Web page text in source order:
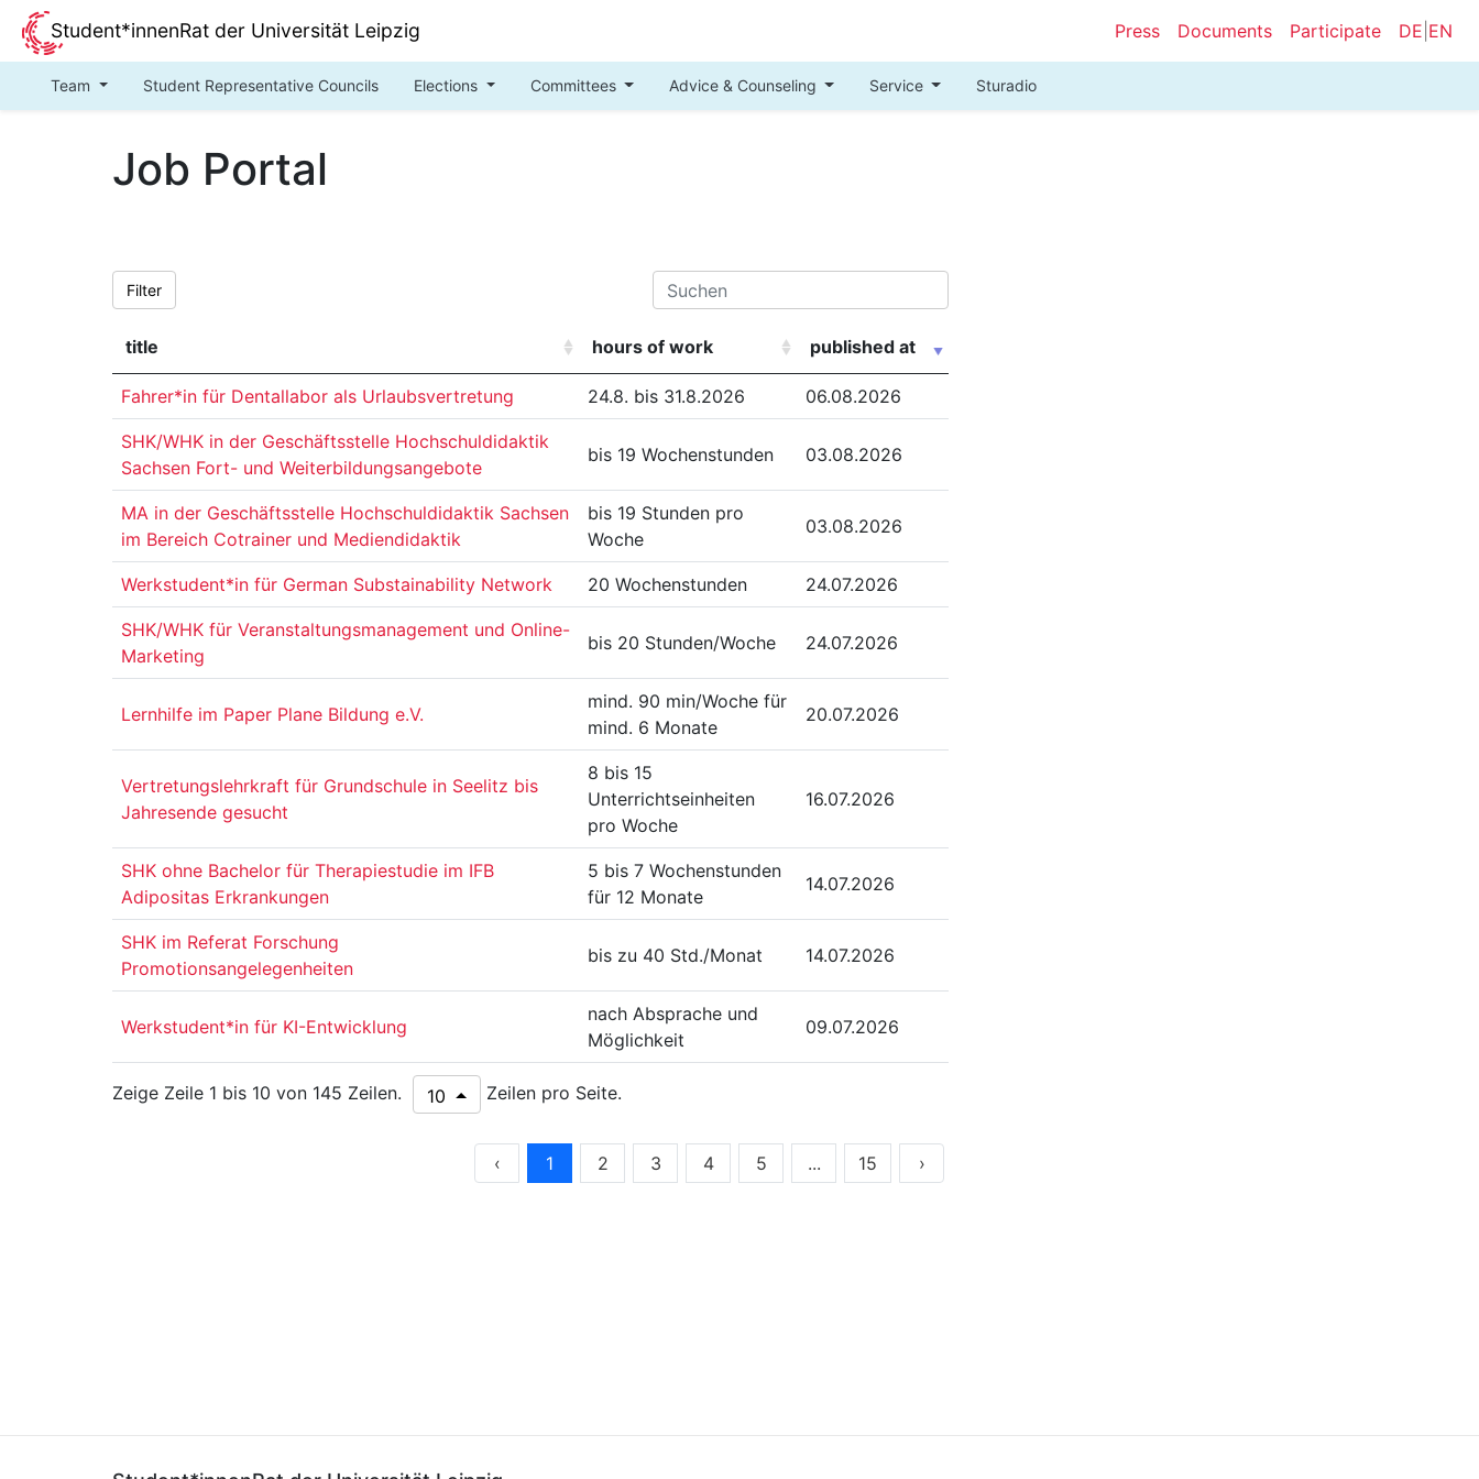
Student*innenRat der Universität Leipzig Press Documents Participate DE EN
Team Student Representative Councils Elections Committees Advice & Counseling Service Sturadio
Job Portal
Filter
title hours of work published at
Fahrer*in für Dentallabor als Urlaubsvertretung 24.8. bis 31.8.2026 06.08.2026
SHK/WHK in der Geschäftsstelle Hochschuldidaktik
Sachsen Fort- und Weiterbildungsangebote
bis 19 Wochenstunden 03.08.2026
MA in der Geschäftsstelle Hochschuldidaktik Sachsen
im Bereich Cotrainer und Mediendidaktik
bis 19 Stunden pro
Woche
03.08.2026
Werkstudent*in für German Substainability Network 20 Wochenstunden 24.07.2026
SHK/WHK für Veranstaltungsmanagement und Online-
Marketing
bis 20 Stunden/Woche 24.07.2026
Lernhilfe im Paper Plane Bildung e.V.
mind. 90 min/Woche für
mind. 6 Monate
20.07.2026
Vertretungslehrkraft für Grundschule in Seelitz bis
Jahresende gesucht
8 bis 15
Unterrichtseinheiten
pro Woche
16.07.2026
SHK ohne Bachelor für Therapiestudie im IFB
Adipositas Erkrankungen
5 bis 7 Wochenstunden
für 12 Monate
14.07.2026
SHK im Referat Forschung
Promotionsangelegenheiten
bis zu 40 Std./Monat 14.07.2026
Werkstudent*in für KI-Entwicklung
nach Absprache und
Möglichkeit
09.07.2026
Zeige Zeile 1 bis 10 von 145 Zeilen. 10 Zeilen pro Seite.
‹ 1 2 3 4 5 ... 15 ›